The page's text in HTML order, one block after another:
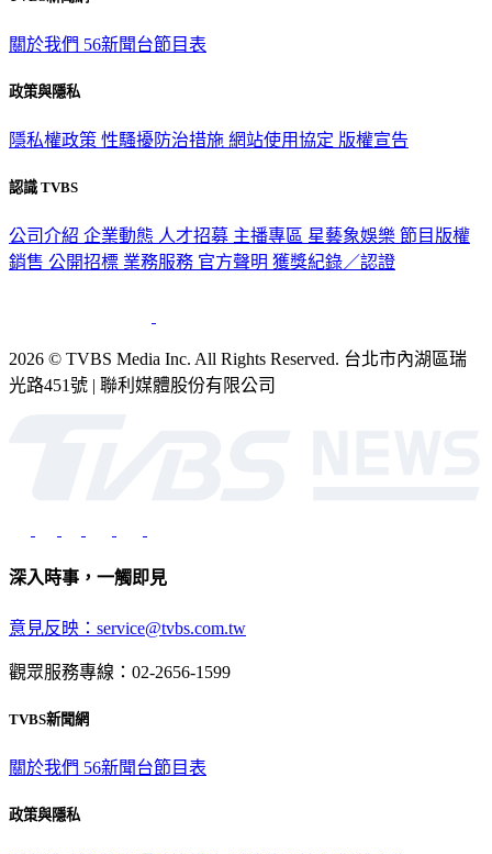
關於我們 56新聞台節目表
政策與隱私
隱私權政策 性騷擾防治措施 網站使用協定 版權宣告
認識 TVBS
公司介紹 企業動態 人才招募 主播專區 星藝象娛樂 節目版權
銷售 公開招標 業務服務 官方聲明 獲獎紀錄／認證
2026 © TVBS Media Inc. All Rights Reserved. 台北市內湖區瑞
光路451號 | 聯利媒體股份有限公司
深入時事，一觸即見
意見反映：service@tvbs.com.tw
觀眾服務專線：02-2656-1599
TVBS新聞網
關於我們 56新聞台節目表
政策與隱私